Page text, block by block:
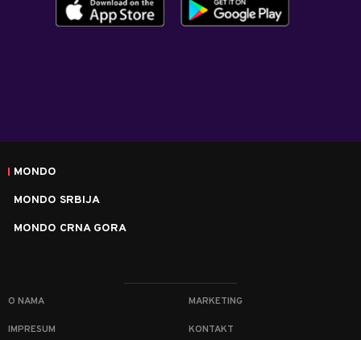
MONDO
MONDO SRBIJA
MONDO CRNA GORA
O NAMA MARKETING
IMPRESUM KONTAKT